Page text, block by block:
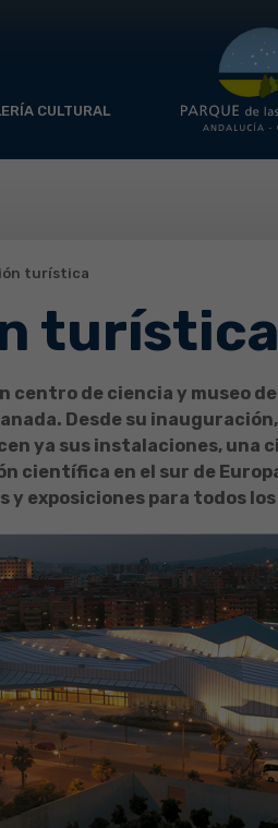
CULTURAL
turística
turística
centro de ciencia y museo
Desde su
ya sus instalaciones,
científica en el sur de
exposiciones para todos